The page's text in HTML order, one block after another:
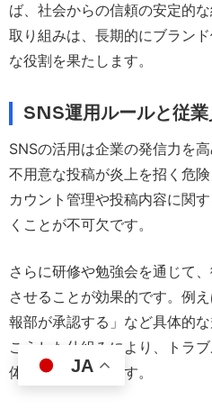
ば、社会からの信頼の安定的
取り組みは、長期的にブラン
な役割を果たします。
SNS運用ルールと従
SNSの活用は企業の発信力を
不用意な投稿が炎上を招く危
カウント管理や投稿内容に関
くことが不可欠です。
さらに研修や勉強会を通じて
させることが効果的です。例
報部が承認する」など具体的
こうした仕組みにより、トラ
体制が構築できます。
JA